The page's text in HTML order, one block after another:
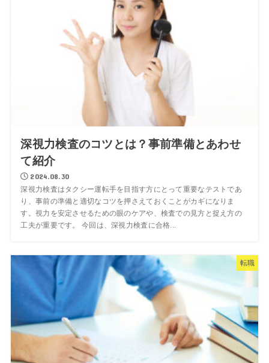
深視力検査のコツとは？事前準備とあわせ
て紹介
2024.08.30
深視力検査はタクシー運転手を目指す方にとって重要なテストであ
り、事前の準備と適切なコツを押さえておくことがカギになりま
す。視力を安定させるための眼のケアや、検査での見方と捉え方の
工夫が重要です。 今回は、深視力検査に合格...
転職